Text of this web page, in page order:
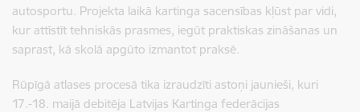
autosportu. Projekta laikā kartinga sacensības kļūst par vidi,
kur attīstīt tehniskās prasmes, iegūt praktiskas zināšanas un
saprast, kā skolā apgūto izmantot praksē.
Rūpīgā atlases procesā tika izraudzīti astoņi jaunieši, kuri
17.-18. maijā debitēja Latvijas Kartinga federācijas